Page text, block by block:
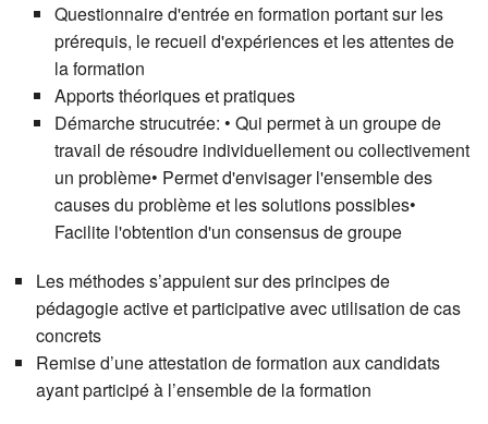
Questionnaire d'entrée en formation portant sur les
prérequis, le recueil d'expériences et les attentes de
la formation
Apports théoriques et pratiques
Démarche strucutrée: • Qui permet à un groupe de
travail de résoudre individuellement ou collectivement
un problème• Permet d'envisager l'ensemble des
causes du problème et les solutions possibles•
Facilite l'obtention d'un consensus de groupe
Les méthodes s’appuient sur des principes de
pédagogie active et participative avec utilisation de cas
concrets
Remise d’une attestation de formation aux candidats
ayant participé à l’ensemble de la formation